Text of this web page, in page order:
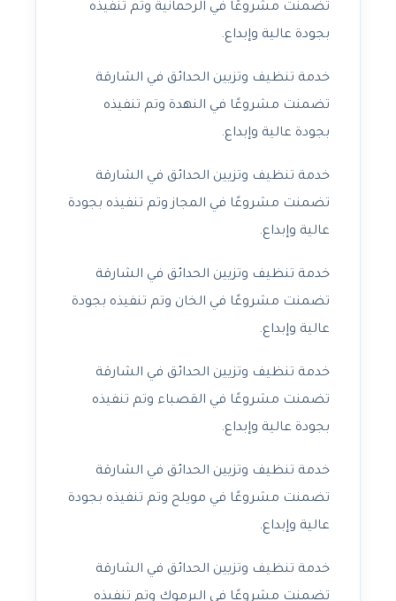
تضمنت مشروعًا في الرحمانية وتم تنفيذه
بجودة عالية وإبداع.
خدمة تنظيف وتزيين الحدائق في الشارقة
تضمنت مشروعًا في النهدة وتم تنفيذه
بجودة عالية وإبداع.
خدمة تنظيف وتزيين الحدائق في الشارقة
تضمنت مشروعًا في المجاز وتم تنفيذه بجودة
عالية وإبداع.
خدمة تنظيف وتزيين الحدائق في الشارقة
تضمنت مشروعًا في الخان وتم تنفيذه بجودة
عالية وإبداع.
خدمة تنظيف وتزيين الحدائق في الشارقة
تضمنت مشروعًا في القصباء وتم تنفيذه
بجودة عالية وإبداع.
خدمة تنظيف وتزيين الحدائق في الشارقة
تضمنت مشروعًا في مويلح وتم تنفيذه بجودة
عالية وإبداع.
خدمة تنظيف وتزيين الحدائق في الشارقة
تضمنت مشروعًا في اليرموك وتم تنفيذه